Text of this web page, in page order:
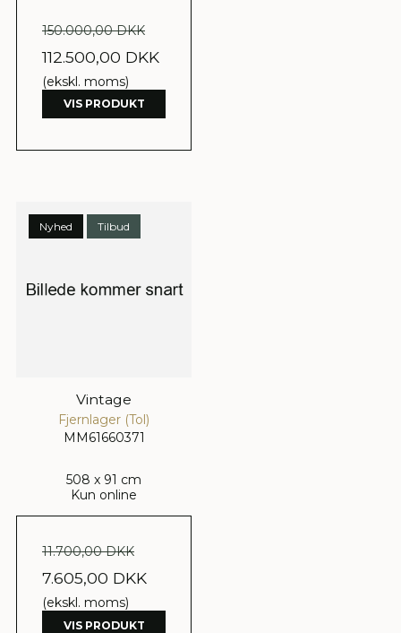
150.000,00 DKK
112.500,00 DKK
(ekskl. moms)
VIS PRODUKT
Nyhed Tilbud
Vintage
Fjernlager (Tol)
MM61660371
508 x 91 cm
Kun online
11.700,00 DKK
7.605,00 DKK
(ekskl. moms)
VIS PRODUKT